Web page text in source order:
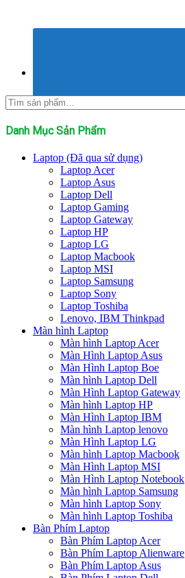
Tìm
kiếm:
Danh Mục Sản Phẩm
Laptop (Đã qua sử dụng)
Laptop Acer
Laptop Asus
Laptop Dell
Laptop Gaming
Laptop Gateway
Laptop HP
Laptop LG
Laptop Macbook
Laptop MSI
Laptop Samsung
Laptop Sony
Laptop Toshiba
Lenovo, IBM Thinkpad
Màn hình Laptop
Màn hình Laptop Acer
Màn Hình Laptop Asus
Màn Hình Laptop Boe
Màn hình Laptop Dell
Màn Hình Laptop Gateway
Màn hình Laptop HP
Màn Hình Laptop IBM
Màn hình Laptop lenovo
Màn Hình Laptop LG
Màn hình Laptop Macbook
Màn Hình Laptop MSI
Màn Hình Laptop Notebook
Màn hình Laptop Samsung
Màn hình Laptop Sony
Màn hình Laptop Toshiba
Bàn Phím Laptop
Bàn Phím Laptop Acer
Bàn Phím Laptop Alienware
Bàn Phím Laptop Asus